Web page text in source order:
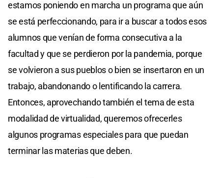
estamos poniendo en marcha un programa que aún
se está perfeccionando, para ir a buscar a todos esos
alumnos que venían de forma consecutiva a la
facultad y que se perdieron por la pandemia, porque
se volvieron a sus pueblos o bien se insertaron en un
trabajo, abandonando o lentificando la carrera.
Entonces, aprovechando también el tema de esta
modalidad de virtualidad, queremos ofrecerles
algunos programas especiales para que puedan
terminar las materias que deben.